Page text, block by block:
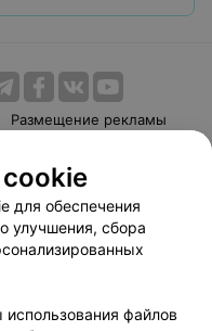
Размещение рекламы
Способы оплаты
103.by
для обеспечения
улучшения, сбора
файлов